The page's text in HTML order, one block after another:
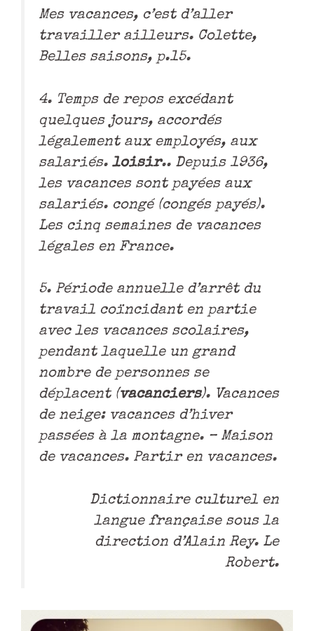
Mes vacances, c’est d’aller
travailler ailleurs. Colette,
Belles saisons, p.15.
4. Temps de repos excédant
quelques jours, accordés
légalement aux employés, aux
salariés. loisir.. Depuis 1936,
les vacances sont payées aux
salariés. congé (congés payés).
Les cinq semaines de vacances
légales en France.
5. Période annuelle d’arrêt du
travail coïncidant en partie
avec les vacances scolaires,
pendant laquelle un grand
nombre de personnes se
déplacent (vacanciers). Vacances
de neige: vacances d’hiver
passées à la montagne. – Maison
de vacances. Partir en vacances.
Dictionnaire culturel en
langue française sous la
direction d’Alain Rey. Le
Robert.